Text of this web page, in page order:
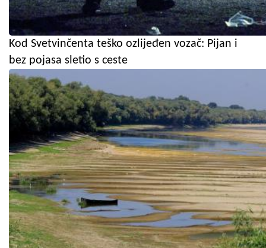
Kod Svetvinčenta teško ozlijeđen vozač: Pijan i
bez pojasa sletio s ceste